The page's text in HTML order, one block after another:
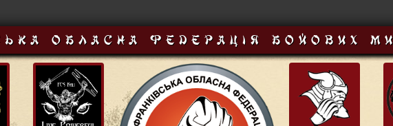
обласна федерацiя бойових